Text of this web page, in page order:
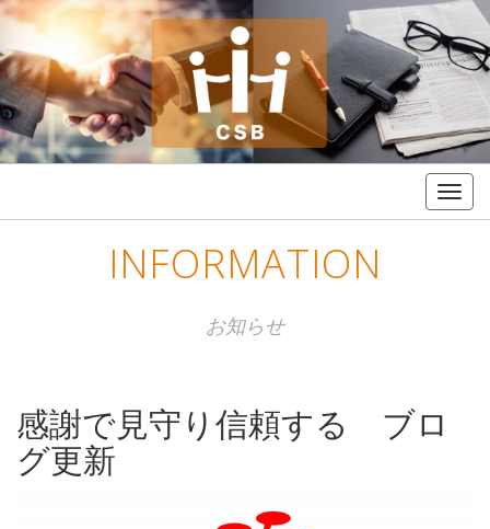
INFORMATION
お知らせ
感謝で見守り信頼する ブロ
グ更新